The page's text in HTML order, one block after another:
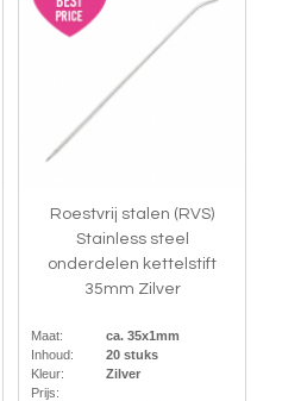
Roestvrij stalen (RVS)
Stainless steel
onderdelen kettelstift
35mm Zilver
Maat:
ca. 35x1mm
Inhoud:
20 stuks
Kleur:
Zilver
Prijs: